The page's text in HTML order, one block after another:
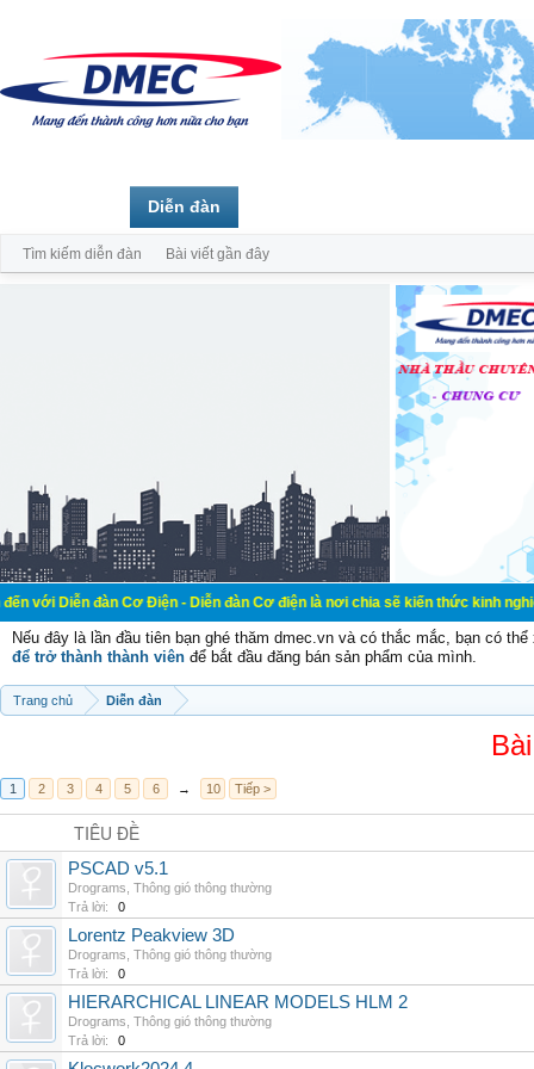
đàn Cơ Điện - Diễn đàn Cơ điện là nơi chia sẽ kiến thức kinh nghiệm
Nếu đây là lần đầu tiên bạn ghé thăm dmec.vn và có thắc mắc, bạn có
để trở thành thành viên để bắt đầu đăng bán sản phẩm của mình.
Trang chủ Diễn đàn
1 2 3 4 5 6 → 10 Tiếp >
TIÊU ĐỀ
PSCAD v5.1
Drograms Thông gió thông thường
Trả lời:
0
Lorentz Peakview 3D
Drograms Thông gió thông thường
Trả lời:
0
HIERARCHICAL LINEAR MODELS HLM 2
Drograms Thông gió thông thường
Trả lời:
0
Diễn đàn
Tìm kiếm diễn đàn Bài viết gần đây